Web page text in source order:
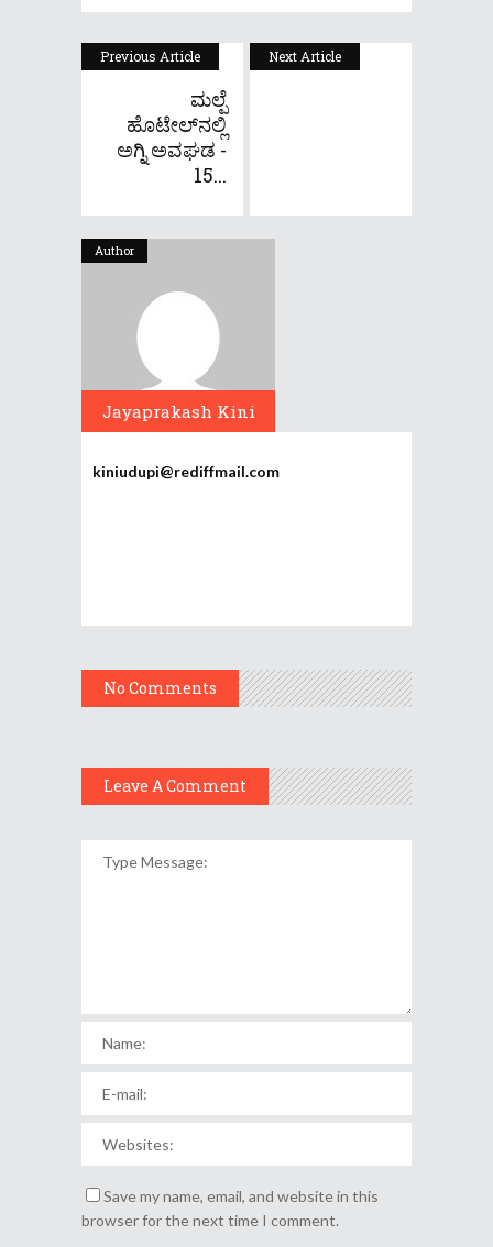
Previous Article
ಮಲ್ಪೆ
ಹೊಟೇಲ್‌ನಲ್ಲಿ
ಅಗ್ನಿ ಅವಘಡ -
15...
Next Article
Author
Jayaprakash Kini
kiniudupi@rediffmail.com
No Comments
Leave A Comment
Save my name, email, and website in this
browser for the next time I comment.